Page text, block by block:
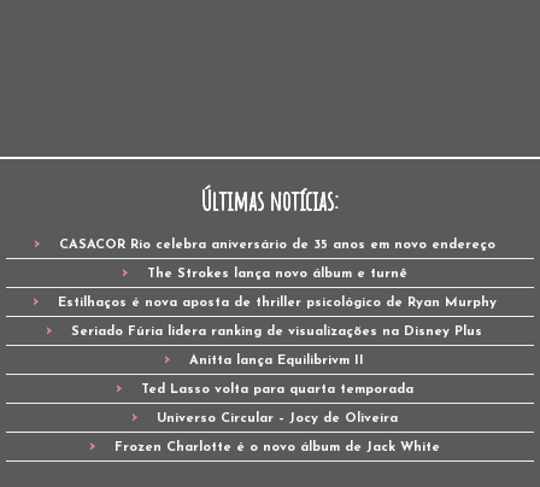
Últimas notícias:
CASACOR Rio celebra aniversário de 35 anos em novo endereço
The Strokes lança novo álbum e turnê
Estilhaços é nova aposta de thriller psicológico de Ryan Murphy
Seriado Fúria lidera ranking de visualizações na Disney Plus
Anitta lança Equilibrivm II
Ted Lasso volta para quarta temporada
Universo Circular – Jocy de Oliveira
Frozen Charlotte é o novo álbum de Jack White